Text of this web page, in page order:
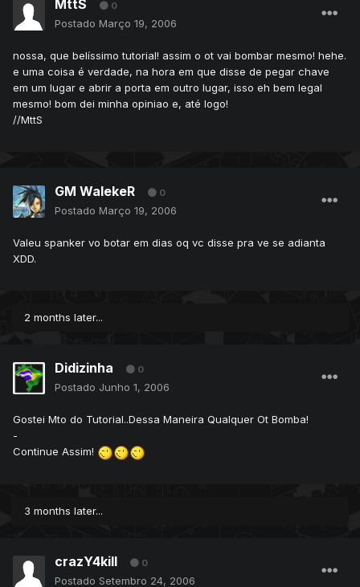
MttS 0
Postado Março 19, 2006
nossa, que belíssimo tutorial! assim o ot vai bombar mesmo! hehe.
e uma coisa é verdade, na hora em que disse de pegar chave
em um lugar e abrir a porta em outro lugar, isso eh bem legal
mesmo! bom dei minha opiniao e, até logo!
//MttS
GM WalekeR 0
Postado Março 19, 2006
Valeu spanker vo botar em dias oq vc disse pra ve se adianta
XDD.
2 months later...
Didizinha 0
Postado Junho 1, 2006
Gostei Mto do Tutorial..Dessa Maneira Qualquer Ot Bomba!
-
Continue Assim!
3 months later...
crazY4kill 0
Postado Setembro 24, 2006